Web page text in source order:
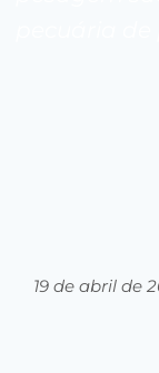
19 de abril de